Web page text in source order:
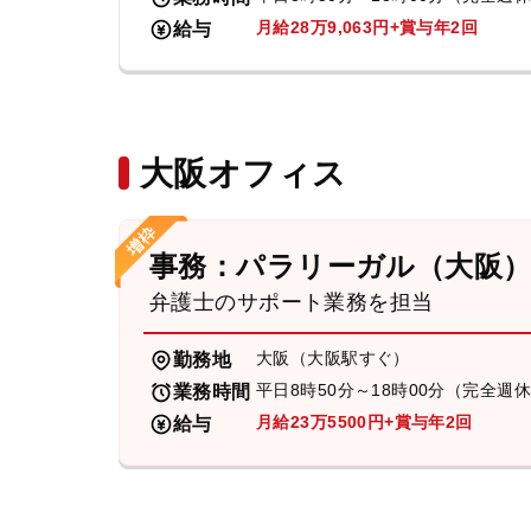
給与 月給28万9,063円+賞与年2回
大阪オフィス
事務：パラリーガル（大阪）
弁護士のサポート業務を担当
勤務地 大阪（大阪駅すぐ）
業務時間 平日8時50分～18時00分（完全週休
給与 月給23万5500円+賞与年2回